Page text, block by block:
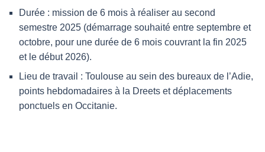
Durée : mission de 6 mois à réaliser au second
semestre 2025 (démarrage souhaité entre septembre et
octobre, pour une durée de 6 mois couvrant la fin 2025
et le début 2026).
Lieu de travail : Toulouse au sein des bureaux de l’Adie,
points hebdomadaires à la Dreets et déplacements
ponctuels en Occitanie.